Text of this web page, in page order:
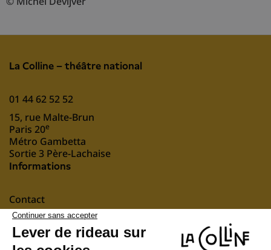
La Colline – théâtre national
01 44 62 52 52
15, rue Malte-Brun
Paris 20e
Métro Gambetta
Sortie 3 Père-Lachaise
Informations
Contact
Mentions légales
nous soutenir